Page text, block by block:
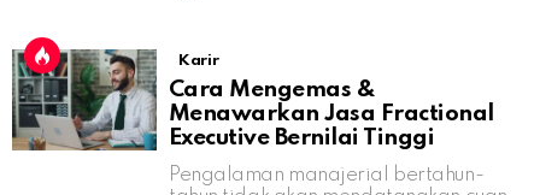
Karir
Cara Mengemas &
Menawarkan Jasa Fractional
Executive Bernilai Tinggi
Pengalaman manajerial bertahun-